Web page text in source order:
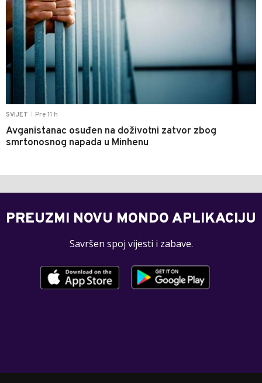
SVIJET Pre 11 h
Avganistanac osuđen na doživotni zatvor zbog
smrtonosnog napada u Minhenu
PREUZMI NOVU MONDO APLIKACIJU
Savršen spoj vijesti i zabave.